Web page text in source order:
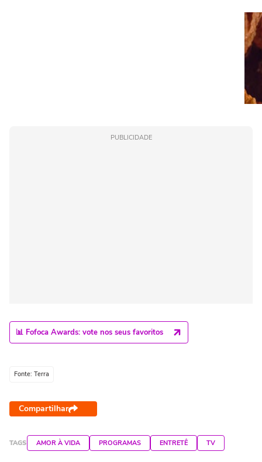
PUBLICIDADE
📊 Fofoca Awards: vote nos seus favoritos
Fonte: Terra
Compartilhar
TAGS AMOR À VIDA PROGRAMAS ENTRETÊ TV